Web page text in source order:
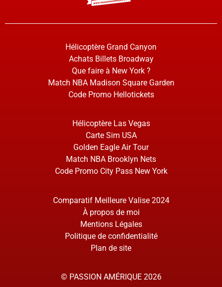
Hélicoptère Grand Canyon
Achats Billets Broadway
Que faire à New York ?
Match NBA Madison Square Garden
Code Promo Hellotickets
Hélicoptère Las Vegas
Carte Sim USA
Golden Eagle Air Tour
Match NBA Brooklyn Nets
Code Promo City Pass New York
Comparatif Meilleure Valise 2024
À propos de moi
Mentions Légales
Politique de confidentialité
Plan de site
© PASSION AMÉRIQUE 2026